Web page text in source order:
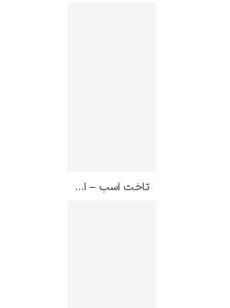
تاخت اسب – ادوارد مونک